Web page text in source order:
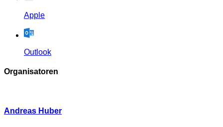
Apple
Outlook
Organisatoren
Andreas Huber